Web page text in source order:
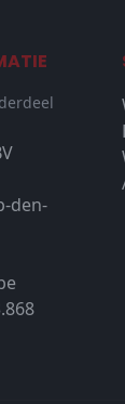
den-